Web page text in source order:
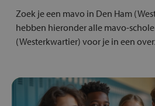
Zoek je een mavo in Den Ham
hebben hieronder alle mavo-
(Westerkwartier) voor je in een